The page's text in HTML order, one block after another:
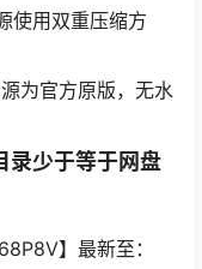
使用双重压缩方
为官方原版，无水
录少于等于网盘
】最新至：